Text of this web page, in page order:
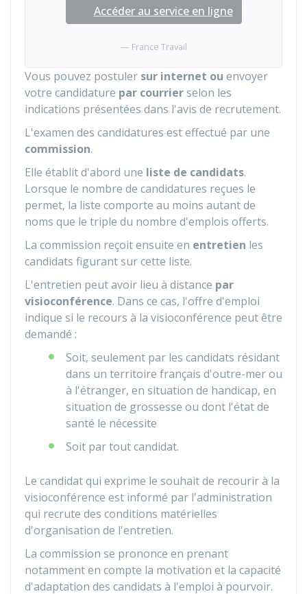
Accéder au service en ligne
France Travail
Vous pouvez postuler sur internet ou envoyer
votre candidature par courrierselon les
indications présentées dans l'avis de recrutement.
L'examen des candidatures est effectué par une
commission.
Elle établit d'abord une liste de candidats.
Lorsque le nombre de candidatures reçues le
permet, la liste comporte au moins autant de
noms que le triple du nombre d'emplois offerts.
La commission reçoit ensuite en entretien les
candidats figurant sur cette liste.
L'entretien peut avoir lieu à distance par
visioconférence. Dans ce cas, l'offre d'emploi
indique si le recours à la visioconférence peut être
demandé :
Soit, seulement par les candidats résidant
dans un territoire français d'outre-mer ou
à l'étranger, en situation de handicap, en
situation de grossesse ou dont l'état de
santé le nécessite
Soit par tout candidat.
Le candidat qui exprime le souhait de recourir à la
visioconférence est informé par l'administration
qui recrute des conditions matérielles
d'organisation de l'entretien.
La commission se prononce en prenant
notamment en compte la motivation et la capacité
d'adaptation des candidats à l'emploi à pourvoir.